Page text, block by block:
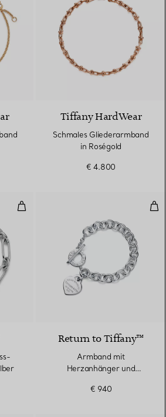
Tiffany HardWear
Schmales Gliederarmband
in Roségold
€ 4.800
Großes Doppelschloss-
Return to Tiffany™
Armband​ mit
Herzanhänger und
€ 940